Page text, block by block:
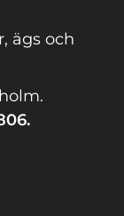
ägs och